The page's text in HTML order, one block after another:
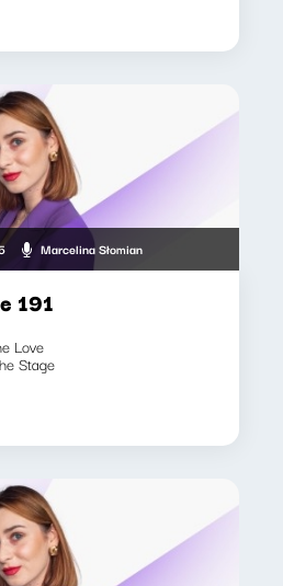
Marcelina Słomian
191
Love
Stage